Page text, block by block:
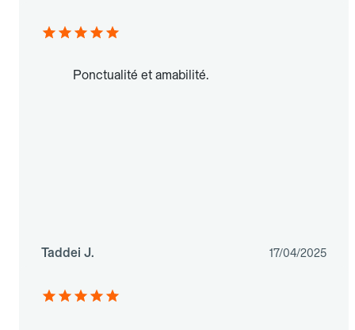
Ponctualité et amabilité.
Taddei J. 17/04/2025